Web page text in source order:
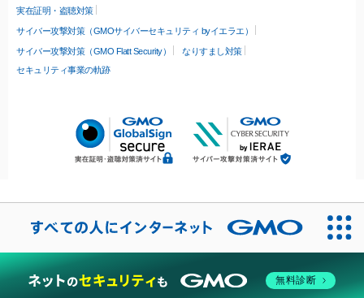
実在証明・盗聴対策
サイバー攻撃対策（GMOサイバーセキュリティ byイエラエ）
サイバー攻撃対策（GMO Flatt Security）
なりすまし対策
セキュリティ事業の軌跡
無料診断